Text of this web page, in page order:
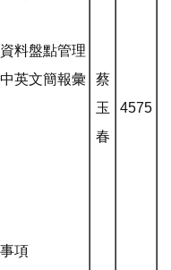
料盤點管理
英文簡報彙
項
蔡
玉
春
4575